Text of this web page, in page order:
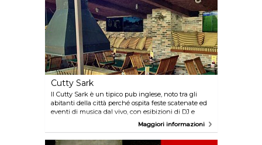
Cutty Sark
Il Cutty Sark è un tipico pub inglese, noto tra gli
abitanti della città perché ospita feste scatenate ed
eventi di musica dal vivo, con esibizioni di DJ e
concerti. Serve un'ampia varietà di birre locali e di
importazione e una selezione di diversi spuntini da
pub. Nei mesi più caldi, il pub apre un'ampia
Maggiori informazioni